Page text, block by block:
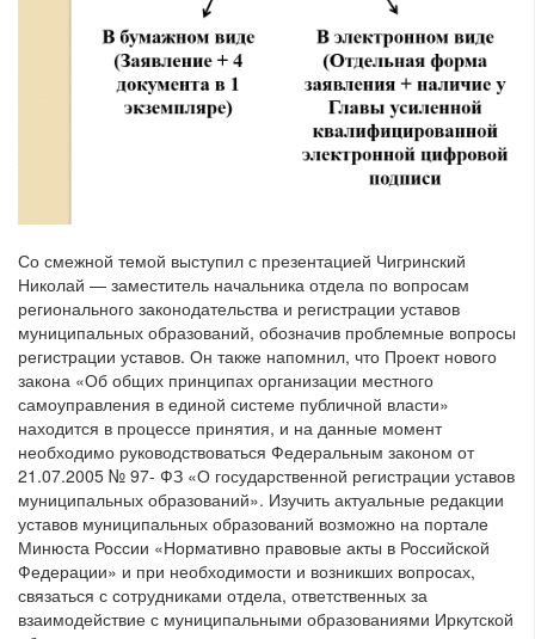
Со смежной темой выступил с презентацией Чигринский
Николай — заместитель начальника отдела по вопросам
регионального законодательства и регистрации уставов
муниципальных образований, обозначив проблемные вопросы
регистрации уставов. Он также напомнил, что Проект нового
закона «Об общих принципах организации местного
самоуправления в единой системе публичной власти»
находится в процессе принятия, и на данные момент
необходимо руководствоваться Федеральным законом от
21.07.2005 № 97- ФЗ «О государственной регистрации уставов
муниципальных образований». Изучить актуальные редакции
уставов муниципальных образований возможно на портале
Минюста России «Нормативно правовые акты в Российской
Федерации» и при необходимости и возникших вопросах,
связаться с сотрудниками отдела, ответственных за
взаимодействие с муниципальными образованиями Иркутской